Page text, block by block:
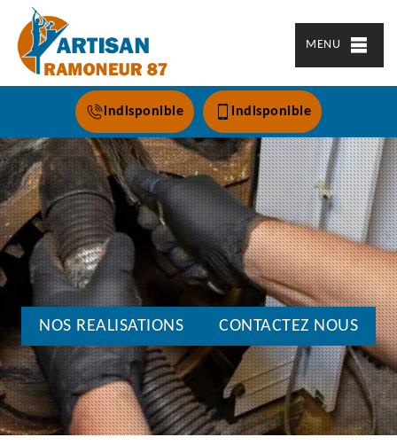
MENU
indisponible indisponible
NOS REALISATIONS CONTACTEZ NOUS